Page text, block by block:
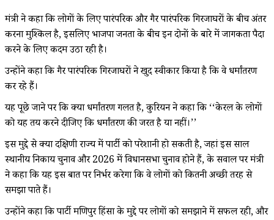
मंत्री ने कहा कि लोगों के लिए पारंपरिक और गैर पारंपरिक गिरजाघरों के बीच अंतर
करना मुश्किल है, इसलिए भाजपा जनता के बीच इन दोनों के बारे में जागरूकता पैदा
करने के लिए कदम उठा रही है।
उन्होंने कहा कि गैर पारंपरिक गिरजाघरों ने खुद स्वीकार किया है कि वे धर्मांतरण
कर रहे हैं।
यह पूछे जाने पर कि क्या धर्मांतरण गलत है, कुरियन ने कहा कि ‘‘केरल के लोगों
को यह तय करने दीजिए कि धर्मांतरण की जरूरत है या नहीं।’’
इस मुद्दे से क्या दक्षिणी राज्य में पार्टी को परेशानी हो सकती है, जहां इस साल
स्थानीय निकाय चुनाव और 2026 में विधानसभा चुनाव होने हैं, के सवाल पर मंत्री
ने कहा कि यह इस बात पर निर्भर करेगा कि वे लोगों को कितनी अच्छी तरह से
समझा पाते हैं।
उन्होंने कहा कि पार्टी मणिपुर हिंसा के मुद्दे पर लोगों को समझाने में सफल रही, और